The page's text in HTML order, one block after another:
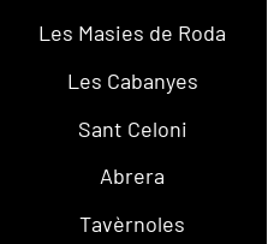
Les Masies de Roda
Les Cabanyes
Sant Celoni
Abrera
Tavèrnoles